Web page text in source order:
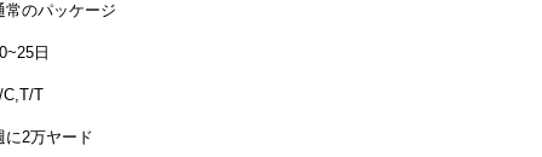
常のパッケージ
日
C,T/T
に2万ヤード